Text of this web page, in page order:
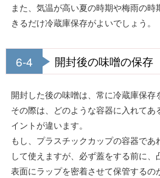
また、気温が高い夏の時期や梅雨の
きるだけ冷蔵庫保存がよいでしょう。
6-4 開封後の味噌の保存
開封した後の味噌は、常に冷蔵庫保存
その際は、どのような容器に入れて
イントが違います。
もし、プラスチックカップの容器であ
して使えますが、必ず蓋をする前に
表面にラップを密着させて保管するの